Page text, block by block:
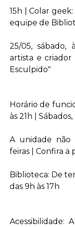
15h | Colar
equipe de
25/05, sábado,
artista e criador
Esculpido"
Horário de
às 21h |
A unidade não
feiras | Confira a
Biblioteca: De
das 9h às 17h
Acessibilidade: